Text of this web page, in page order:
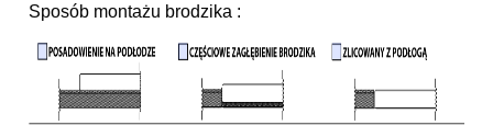
Sposób montażu brodzika :